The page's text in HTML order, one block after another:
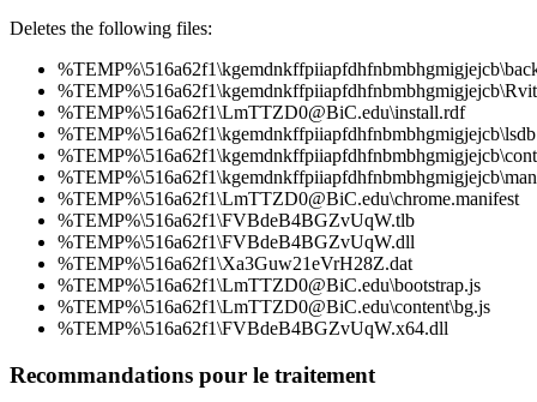
Deletes the following files:
%TEMP%\516a62f1\LmTTZD0@BiC.edu\install.rdf
%TEMP%\516a62f1\LmTTZD0@BiC.edu\chrome.manifest
%TEMP%\516a62f1\FVBdeB4BGZvUqW.tlb
%TEMP%\516a62f1\FVBdeB4BGZvUqW.dll
%TEMP%\516a62f1\Xa3Guw21eVrH28Z.dat
%TEMP%\516a62f1\LmTTZD0@BiC.edu\bootstrap.js
%TEMP%\516a62f1\LmTTZD0@BiC.edu\content\bg.js
%TEMP%\516a62f1\FVBdeB4BGZvUqW.x64.dll
Recommandations pour le traitement